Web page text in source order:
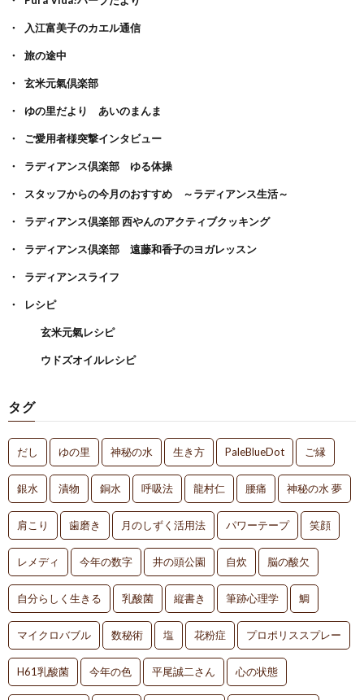
入江富美子のカエル通信
旅の途中
玄米元氣倶楽部
ゆの里だより あいのまんま
ご愛用者様突撃インタビュー
ラディアンス倶楽部 ゆる体操
スタッフからの今月のおすすめ ～ラディアンス生活～
ラディアンス倶楽部 西やんのアクティブクッキング
ラディアンス倶楽部 遠藤和香子のヨガレッスン
ラディアンスライフ
レシピ
玄米元氣レシピ
ウドズオイルレシピ
タグ
だし ゆの里 神秘の水 生き方 PaleBlueDot ご縁
銀水 漬物 銅水 呼吸法 龍村仁 腰痛 神秘の水 夢
肩こり 歯磨き 月のしずく活用法 パワーテープ 笑顔
レメディ 今年の数字 井の頭公園 自炊 脳の酸欠
自分らしく生きる 乳酸菌 縦書き 筆跡心理学 鯛
マイクロバブル 数秘術 塩 花粉症 プロポリススプレー
H61乳酸菌 今年の色 平尾誠二さん 心の状態